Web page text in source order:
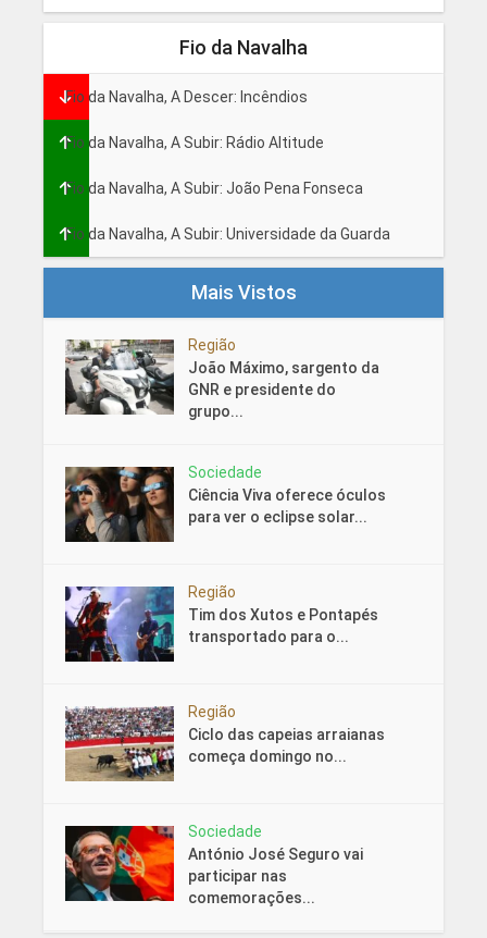
Fio da Navalha
Fio da Navalha, A Descer: Incêndios
Fio da Navalha, A Subir: Rádio Altitude
Fio da Navalha, A Subir: João Pena Fonseca
Fio da Navalha, A Subir: Universidade da Guarda
Mais Vistos
Região
João Máximo, sargento da
GNR e presidente do
grupo...
Sociedade
Ciência Viva oferece óculos
para ver o eclipse solar...
Região
Tim dos Xutos e Pontapés
transportado para o...
Região
Ciclo das capeias arraianas
começa domingo no...
Sociedade
António José Seguro vai
participar nas
comemorações...